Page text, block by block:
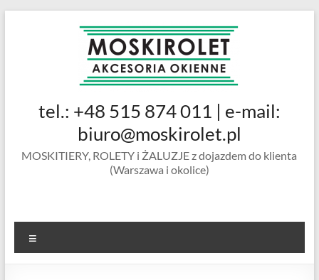
MOSKIROLET
siatki na
okienne |
ramkowe i
drzwiowe
tel.: +48 515 874 011 | e-mail:
biuro@moskirolet.pl
MOSKITIERY, ROLETY i ŻALUZJE z dojazdem do klienta
(Warszawa i okolice)